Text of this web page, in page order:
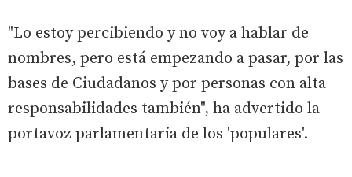
"Lo estoy percibiendo y no voy a hablar de
nombres, pero está empezando a pasar, por las
bases de Ciudadanos y por personas con alta
responsabilidades también", ha advertido la
portavoz parlamentaria de los 'populares'.